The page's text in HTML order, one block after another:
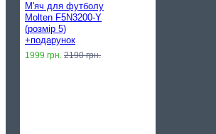
М'яч для футболу
Molten F5N3200-Y
(розмір 5)
+подарунок
1999 грн. 2190 грн.